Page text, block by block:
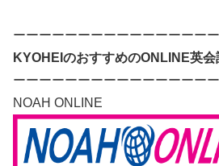
ーーーーーーーーーーーーーーー
KYOHEIのおすすめのONLINE英会
ーーーーーーーーーーーーーーー
NOAH ONLINE